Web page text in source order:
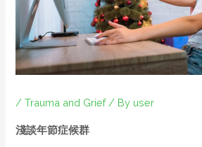
/Trauma and Grief/ By user
淺談年節症候群